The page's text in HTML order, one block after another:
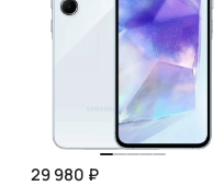
29 980 ₽